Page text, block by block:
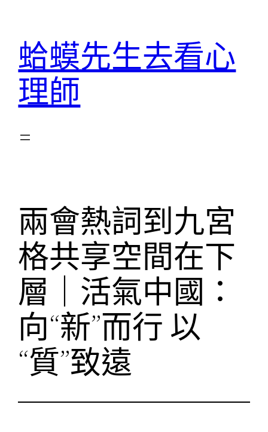
蛤蟆先生去看心
理師
兩會熱詞到九宮
格共享空間在下
層｜活氣中國：
向“新”而行 以
“質”致遠